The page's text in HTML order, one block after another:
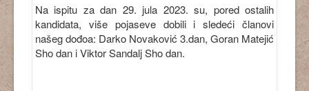
Na ispitu za dan 29. jula 2023. su, pored ostalih
kandidata, više pojaseve dobili i sledeći članovi
našeg dođoa: Darko Novaković 3.dan, Goran Matejić
Sho dan i Viktor Sandalj Sho dan.